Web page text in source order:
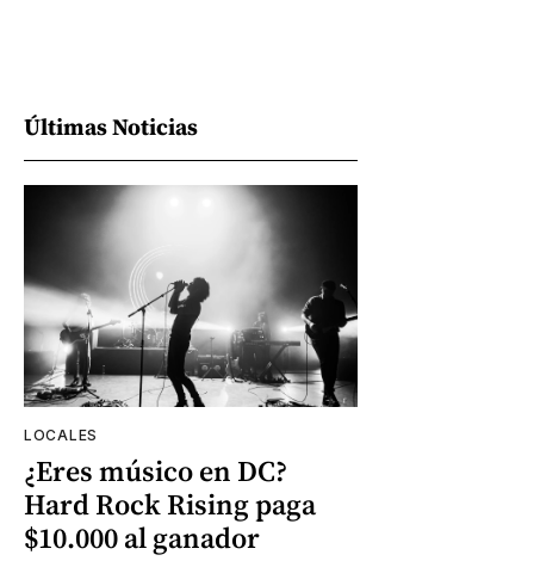
Últimas Noticias
LOCALES
¿Eres músico en DC?
Hard Rock Rising paga
$10.000 al ganador